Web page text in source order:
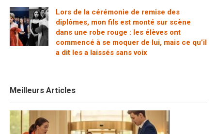
Lors de la cérémonie de remise des
diplômes, mon fils est monté sur scène
dans une robe rouge : les élèves ont
commencé à se moquer de lui, mais ce qu’il
a dit les a laissés sans voix
Meilleurs Articles